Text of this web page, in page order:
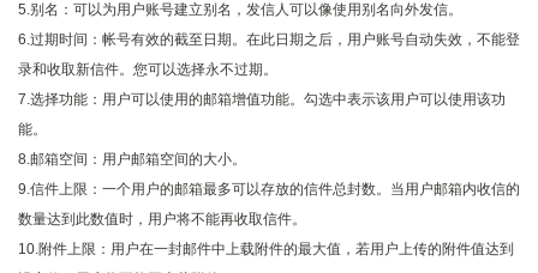
5.别名：可以为用户账号建立别名，发信人可以像使用别名向外发信。
6.过期时间：帐号有效的截至日期。在此日期之后，用户账号自动失效，不能登
录和收取新信件。您可以选择永不过期。
7.选择功能：用户可以使用的邮箱增值功能。勾选中表示该用户可以使用该功
能。
8.邮箱空间：用户邮箱空间的大小。
9.信件上限：一个用户的邮箱最多可以存放的信件总封数。当用户邮箱内收信的
数量达到此数值时，用户将不能再收取信件。
10.附件上限：用户在一封邮件中上载附件的最大值，若用户上传的附件值达到